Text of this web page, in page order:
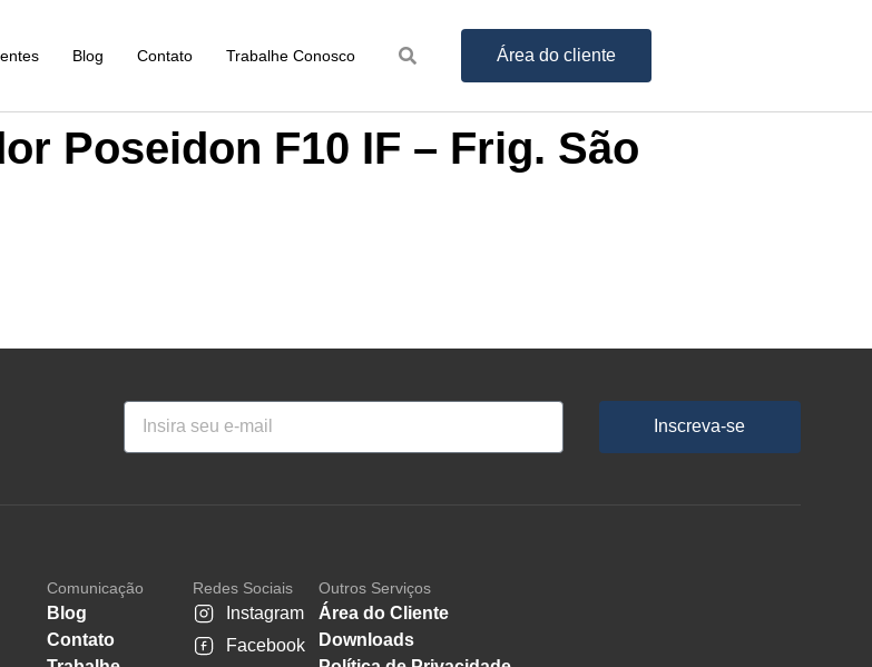
Blog Contato Trabalhe Conosco Área do cliente
Poseidon F10 IF – Frig. São
Inscreva-se
Comunicação
Blog
Contato
Redes Sociais
Instagram
Facebook
Outros Serviços
Área do Cliente
Downloads